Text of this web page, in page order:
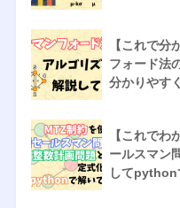
【これで分
フォード法
分かりやす
【これでわ
ールスマン
してpython